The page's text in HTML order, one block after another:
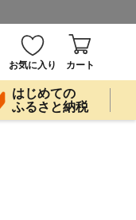
お気に入り カート
はじめての
ふるさと納税